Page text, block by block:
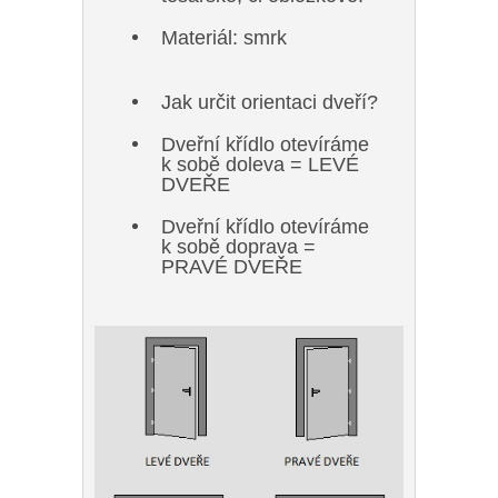
Materiál: smrk
Jak určit orientaci dveří?
Dveřní křídlo otevíráme
k sobě doleva = LEVÉ
DVEŘE
Dveřní křídlo otevíráme
k sobě doprava =
PRAVÉ DVEŘE